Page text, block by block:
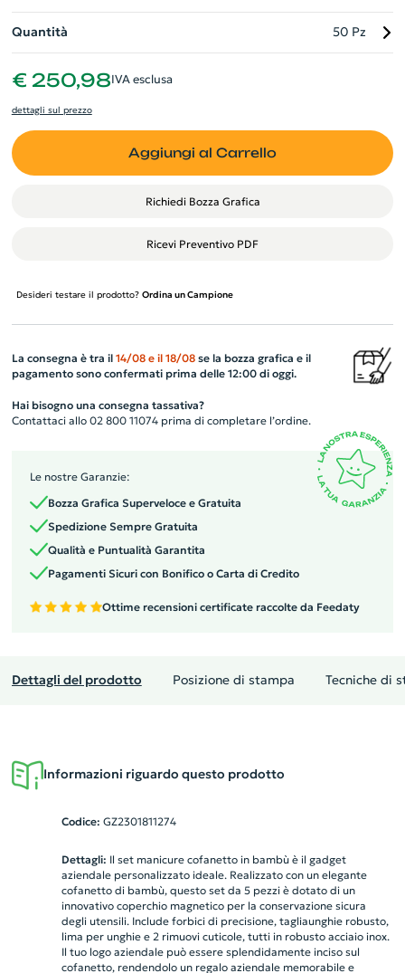
Quantità 50 Pz
€ 250,98IVA esclusa
dettagli sul prezzo
Aggiungi al Carrello
Richiedi Bozza Grafica
Ricevi Preventivo PDF
Desideri testare il prodotto? Ordina un Campione
La consegna è tra il 14/08 e il 18/08se la bozza grafica e il
pagamento sono confermati prima delle 12:00 di oggi.
Hai bisogno una consegna tassativa?
Contattaci allo 02 800 11074 prima di completare l’ordine.
Le nostre Garanzie:
Bozza Grafica Superveloce e Gratuita
Spedizione Sempre Gratuita
Qualità e Puntualità Garantita
Pagamenti Sicuri con Bonifico o Carta di Credito
Ottime recensioni certificate raccolte da Feedaty
Dettagli del prodotto Posizione di stampa Tecniche di
Informazioni riguardo questo prodotto
Codice: GZ2301811274
Dettagli: Il set manicure cofanetto in bambù è il gadget
aziendale personalizzato ideale. Realizzato con un elegante
cofanetto di bambù, questo set da 5 pezzi è dotato di un
innovativo coperchio magnetico per la conservazione sicura
degli utensili. Include forbici di precisione, tagliaunghie robusto,
lima per unghie e 2 rimuovi cuticole, tutti in robusto acciaio inox.
Il tuo logo aziendale può essere splendidamente inciso sul
cofanetto, rendendolo un regalo aziendale memorabile e